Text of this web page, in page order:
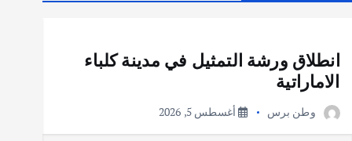
انطلاق ورشة التمثيل في مدينة كلباء
الاماراتية
وطن برس أغسطس 5, 2026